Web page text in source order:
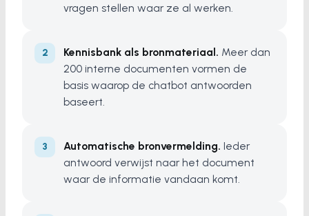
vragen stellen waar ze al werken.
Kennisbank als bronmateriaal. Meer dan
200 interne documenten vormen de
basis waarop de chatbot antwoorden
baseert.
Automatische bronvermelding. Ieder
antwoord verwijst naar het document
waar de informatie vandaan komt.